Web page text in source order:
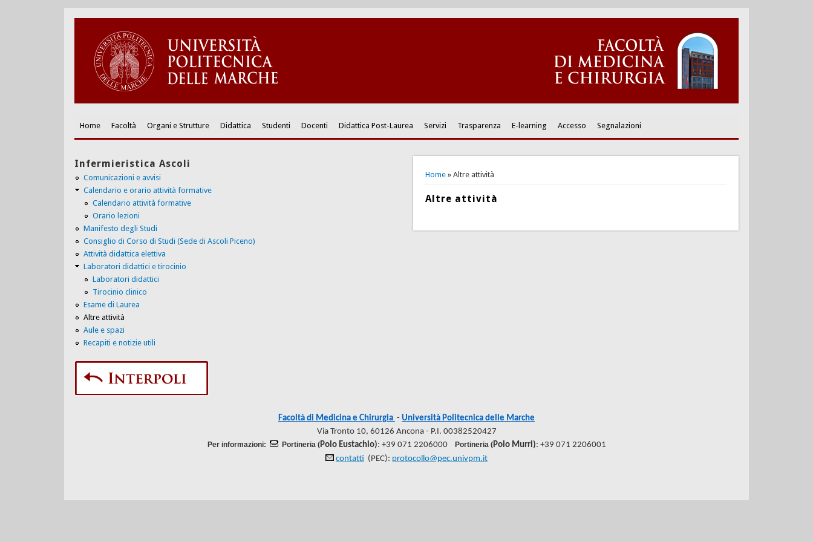
Home Facoltà Organi e Strutture Didattica Studenti Docenti Didattica Post-Laurea Servizi Trasparenza E-learning Accesso Segnalazioni
Home» Altre attività
Altre attività
Infermieristica Ascoli
Comunicazioni e avvisi
Calendario e orario attività formative
Calendario attività formative
Orario lezioni
Manifesto degli Studi
Consiglio di Corso di Studi (Sede di Ascoli Piceno)
Attività didattica elettiva
Laboratori didattici e tirocinio
Laboratori didattici
Tirocinio clinico
Esame di Laurea
Altre attività
Aule e spazi
Recapiti e notizie utili
Facoltà di Medicina e Chirurgia - Università Politecnica delle Marche
Via Tronto 10, 60126 Ancona - P.I. 00382520427
Per informazioni: Portineria (Polo Eustachio): +39 071 2206000 Portineria (Polo Murri): +39 071 2206001
contatti (PEC): protocollo@pec.univpm.it